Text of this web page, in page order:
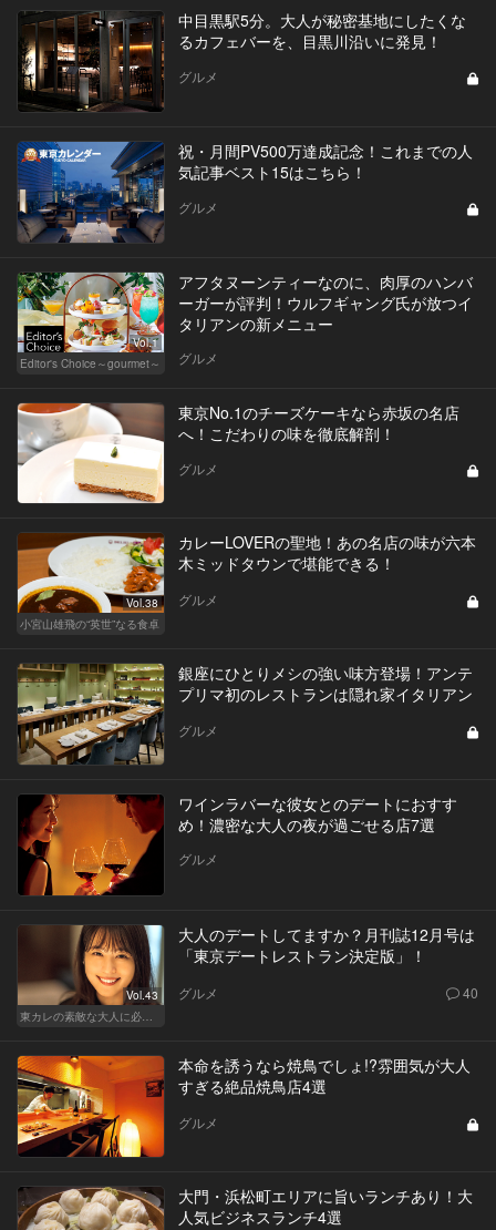
中目黒駅5分。大人が秘密基地にしたくな
るカフェバーを、目黒川沿いに発見！
グルメ
祝・月間PV500万達成記念！これまでの人
気記事ベスト15はこちら！
グルメ
Vol.1
Editor's Choice～gourmet～
アフタヌーンティーなのに、肉厚のハンバ
ーガーが評判！ウルフギャング氏が放つイ
タリアンの新メニュー
グルメ
東京No.1のチーズケーキなら赤坂の名店
へ！こだわりの味を徹底解剖！
グルメ
Vol.38
小宮山雄飛の“英世”なる食卓
カレーLOVERの聖地！あの名店の味が六本
木ミッドタウンで堪能できる！
グルメ
銀座にひとりメシの強い味方登場！アンテ
プリマ初のレストランは隠れ家イタリアン
グルメ
ワインラバーな彼女とのデートにおすす
め！濃密な大人の夜が過ごせる店7選
グルメ
Vol.43
東カレの素敵な大人に必要なこと
大人のデートしてますか？月刊誌12月号は
「東京デートレストラン決定版」！
グルメ 40
本命を誘うなら焼鳥でしょ!?雰囲気が大人
すぎる絶品焼鳥店4選
グルメ
大門・浜松町エリアに旨いランチあり！大
人気ビジネスランチ4選